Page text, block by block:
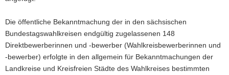
Die öffentliche Bekanntmachung der in den sächsischen
Bundestagswahlkreisen endgültig zugelassenen 148
Direktbewerberinnen und -bewerber (Wahlkreisbewerberinnen und
-bewerber) erfolgte in den allgemein für Bekanntmachungen der
Landkreise und Kreisfreien Städte des Wahlkreises bestimmten